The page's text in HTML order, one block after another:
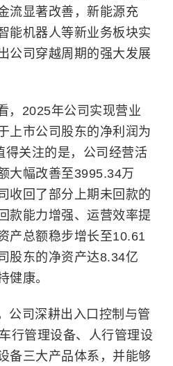
流显著改善，新能源充
能机器人等新业务板块实
公司穿越周期的强大发展
，2025年公司实现营业
上市公司股东的净利润为
得关注的是，公司经营活
大幅改善至3995.34万
收回了部分上期未回款的
款能力增强、运营效率提
产总额稳步增长至10.61
股东的净资产达8.34亿
健康。
公司深耕出入口控制与管
行管理设备、人行管理设
备三大产品体系，并能够